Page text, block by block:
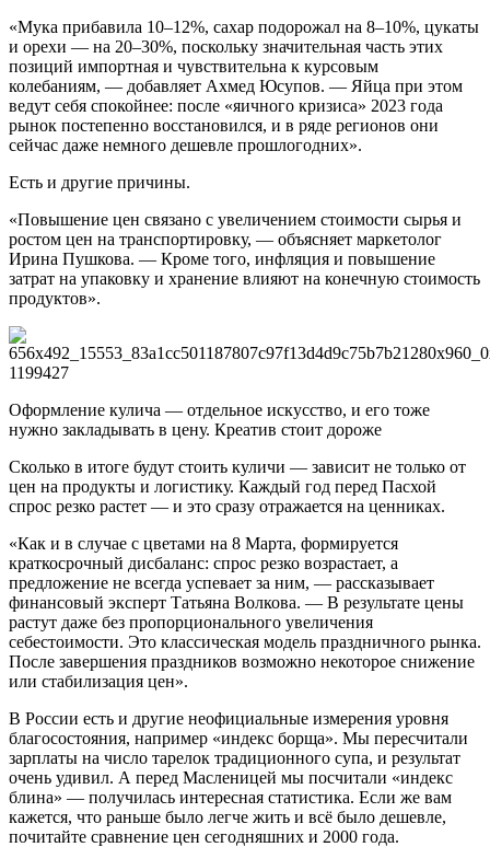
«Мука прибавила 10–12%, сахар подорожал на 8–10%, цукаты
и орехи — на 20–30%, поскольку значительная часть этих
позиций импортная и чувствительна к курсовым
колебаниям, — добавляет Ахмед Юсупов. — Яйца при этом
ведут себя спокойнее: после «яичного кризиса» 2023 года
рынок постепенно восстановился, и в ряде регионов они
сейчас даже немного дешевле прошлогодних».
Есть и другие причины.
«Повышение цен связано с увеличением стоимости сырья и
ростом цен на транспортировку, — объясняет маркетолог
Ирина Пушкова. — Кроме того, инфляция и повышение
затрат на упаковку и хранение влияют на конечную стоимость
продуктов».
Оформление кулича — отдельное искусство, и его тоже
нужно закладывать в цену. Креатив стоит дороже
Сколько в итоге будут стоить куличи — зависит не только от
цен на продукты и логистику. Каждый год перед Пасхой
спрос резко растет — и это сразу отражается на ценниках.
«Как и в случае с цветами на 8 Марта, формируется
краткосрочный дисбаланс: спрос резко возрастает, а
предложение не всегда успевает за ним, — рассказывает
финансовый эксперт Татьяна Волкова. — В результате цены
растут даже без пропорционального увеличения
себестоимости. Это классическая модель праздничного рынка.
После завершения праздников возможно некоторое снижение
или стабилизация цен».
В России есть и другие неофициальные измерения уровня
благосостояния, например «индекс борща». Мы пересчитали
зарплаты на число тарелок традиционного супа, и результат
очень удивил. А перед Масленицей мы посчитали «индекс
блина» — получилась интересная статистика. Если же вам
кажется, что раньше было легче жить и всё было дешевле,
почитайте сравнение цен сегодняшних и 2000 года.